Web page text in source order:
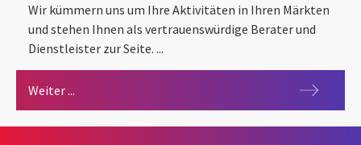
Wir kümmern uns um Ihre Aktivitäten in Ihren Märkten
und stehen Ihnen als vertrauenswürdige Berater und
Dienstleister zur Seite. ...
Weiter ... Ein fürsorglicher Begleiter seit 45 Jahren – Brief an